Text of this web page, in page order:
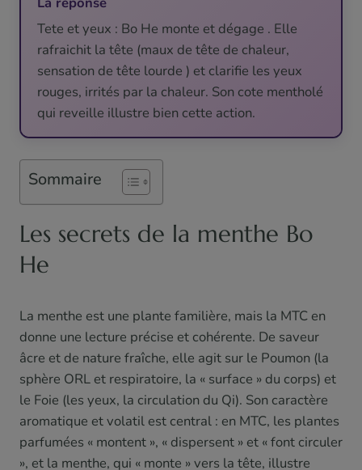
Tete et yeux : Bo He monte et dégage . Elle
rafraichit la tête (maux de tête de chaleur,
sensation de tête lourde ) et clarifie les yeux
rouges, irrités par la chaleur. Son cote mentholé
qui reveille illustre bien cette action.
Sommaire
Les secrets de la menthe Bo
He
La menthe est une plante familière, mais la MTC en
donne une lecture précise et cohérente. De saveur
âcre et de nature fraîche, elle agit sur le Poumon (la
sphère ORL et respiratoire, la « surface » du corps) et
le Foie (les yeux, la circulation du Qi). Son caractère
aromatique et volatil est central : en MTC, les plantes
parfumées « montent », « dispersent » et « font circuler
», et la menthe, qui « monte » vers la tête, illustre